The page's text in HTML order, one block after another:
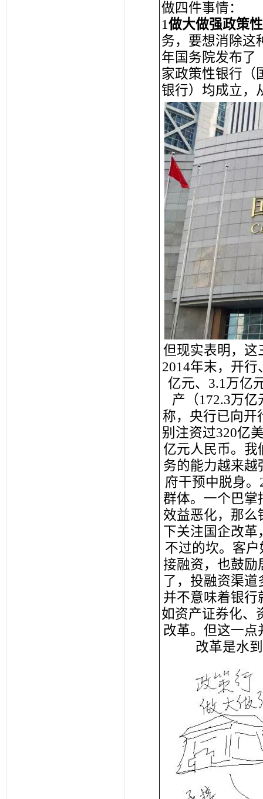
做四件事情：
1做大做强政策
务，要想消除这
年国务院发布了
家政策性银行（
银行）均成立，
但现实表明，这
2014年末，开
亿元、3.1万亿
产（172.3万
称，央行已向开
别注资过320亿
亿元人民币。我
务的能力越来越
府干预中脱身。
群体。一个巴掌
效益恶化，那么
下关注国企改革
不过的坎。客
接融资，也鼓励
了，投融资渠
并不意味着银行
如资产证券化、
改革。但这一点
改革是水